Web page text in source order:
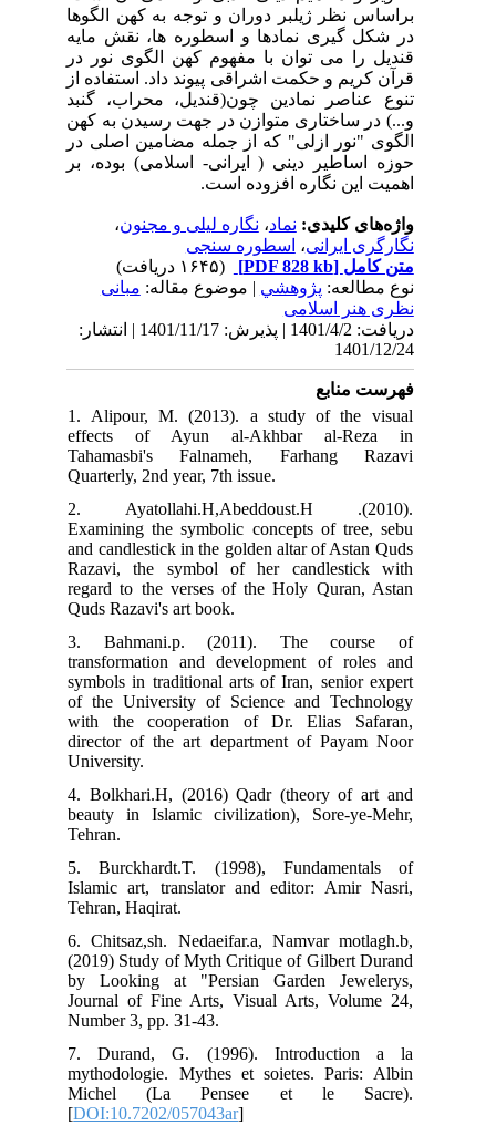
براساس نظر ژیلبر دوران و توجه به کهن الگوها
در شکل گیری نمادها و اسطوره ها، نقش مایه
قندیل را می توان با مفهوم کهن الگوی نور در
قرآن کریم و حکمت اشراقی پیوند داد. استفاده از
تنوع عناصر نمادین چون(قندیل، محراب، گنبد
و...) در ساختاری متوازن در جهت رسیدن به کهن
الگوی "نور ازلی" که از جمله مضامین اصلی در
حوزه اساطیر دینی ( ایرانی- اسلامی) بوده، بر
اهمیت این نگاره افزوده است.
واژه‌های کلیدی:نماد،نگاره لیلی و مجنون ،
نگارگری ایرانی ،اسطوره سنجی
متن کامل[PDF 828 kb]
(۱۶۴۵ دریافت)
نوع مطالعه: پژوهشي | موضوع مقاله:مبانی
نظری هنر اسلامی
دریافت: 1401/4/2 | پذیرش: 1401/11/17 | انتشار:
1401/12/24
فهرست منابع
1. Alipour, M. (2013). a study of the visual
effects of Ayun al-Akhbar al-Reza in
Tahamasbi's Falnameh, Farhang Razavi
Quarterly, 2nd year, 7th issue.
2. Ayatollahi.H,Abeddoust.H .(2010).
Examining the symbolic concepts of tree, sebu
and candlestick in the golden altar of Astan Quds
Razavi, the symbol of her candlestick with
regard to the verses of the Holy Quran, Astan
Quds Razavi's art book.
3. Bahmani.p. (2011). The course of
transformation and development of roles and
symbols in traditional arts of Iran, senior expert
of the University of Science and Technology
with the cooperation of Dr. Elias Safaran,
director of the art department of Payam Noor
University.
4. Bolkhari.H, (2016) Qadr (theory of art and
beauty in Islamic civilization), Sore-ye-Mehr,
5. Burckhardt.T. (1998), Fundamentals of
Islamic art, translator and editor: Amir Nasri,
Tehran, Haqirat.
6. Chitsaz,sh. Nedaeifar.a, Namvar motlagh.b,
(2019) Study of Myth Critique of Gilbert Durand
by Looking at "Persian Garden Jewelerys,
Journal of Fine Arts, Visual Arts, Volume 24,
Number 3, pp. 31-43.
7. Durand, G. (1996). Introduction a la
mythodologie. Mythes et soietes. Paris: Albin
Michel (La Pensee et le Sacre).
[DOI:10.7202/057043ar